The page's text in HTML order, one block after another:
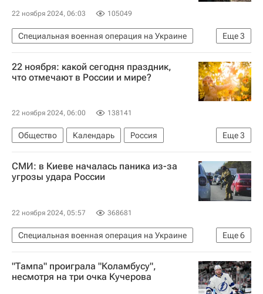
22 ноября 2024, 06:03 105049
Еще3
Специальная военная операция на Украине
Курская область
Россия Европа
22 ноября: какой сегодня праздник,
что отмечают в России и мире?
22 ноября 2024, 06:00 138141
Еще3
Общество Календарь
Россия
Религиозные праздники
Праздники
Какой сегодня праздник
СМИ: в Киеве началась паника из-за
угрозы удара России
22 ноября 2024, 05:57 368681
Еще6
Специальная военная операция на Украине
Россия
Украина
Киев
Владимир Путин
Владимир Зеленский
"Тампа" проиграла "Коламбусу",
несмотря на три очка Кучерова